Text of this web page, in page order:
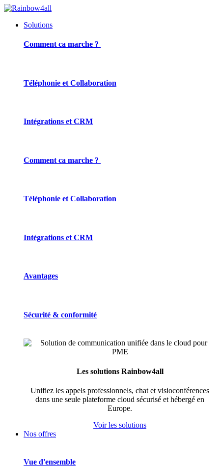
Solutions
Comment ca marche ?
Téléphonie et Collaboration
Intégrations et CRM
Comment ca marche ?
Téléphonie et Collaboration
Intégrations et CRM
Avantages
Sécurité & conformité
Les solutions Rainbow4all
Unifiez les appels professionnels, chat et visioconférences
dans une seule plateforme cloud sécurisé et hébergé en
Europe.
Voir les solutions
Nos offres
Vue d'ensemble